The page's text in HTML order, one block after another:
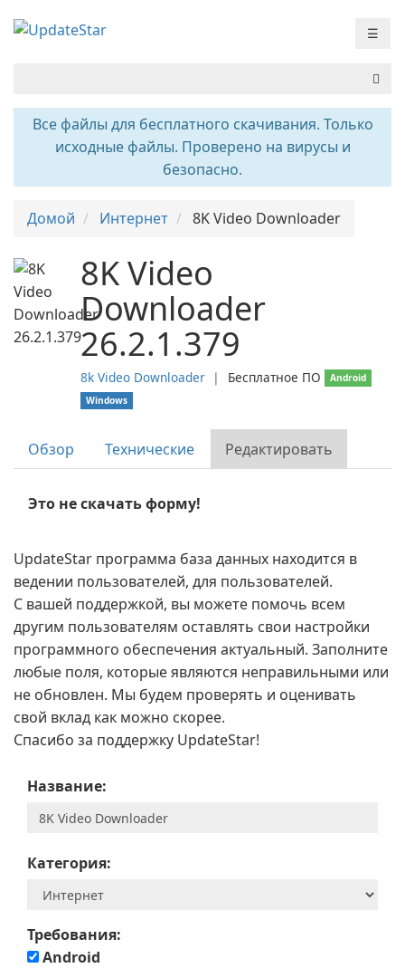
☰
Все файлы для бесплатного скачивания. Только
исходные файлы. Проверено на вирусы и
безопасно.
Домой Интернет 8K Video Downloader
8K Video
Downloader
26.2.1.379
8k Video Downloader ❘ Бесплатное ПО
Android
Windows
Обзор Технические Редактировать
Это не скачать форму!
UpdateStar программа база данных находится в
ведении пользователей, для пользователей.
С вашей поддержкой, вы можете помочь всем
другим пользователям оставлять свои настройки
программного обеспечения актуальный. Заполните
любые поля, которые являются неправильными или
не обновлен. Мы будем проверять и оценивать
свой вклад как можно скорее.
Спасибо за поддержку UpdateStar!
Название:
Категория:
Требования:
Android